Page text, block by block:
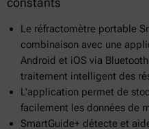
Le réfractomètre portable
combinaison avec une
Android et iOS via
traitement intelligent des
L'application permet de
facilement les données de
SmartGuide+ détecte et